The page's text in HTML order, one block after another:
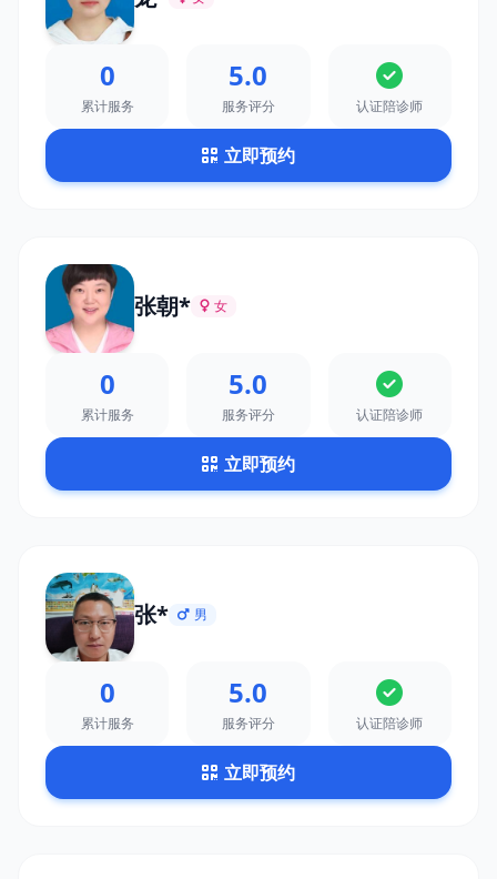
0
累计服务
5.0
服务评分 认证陪诊师
立即预约
张朝* 女
0
累计服务
5.0
服务评分 认证陪诊师
立即预约
张* 男
0
累计服务
5.0
服务评分 认证陪诊师
立即预约